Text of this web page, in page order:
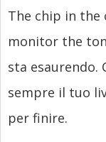
The chip in
monitor the
sta esaurendo.
sempre il tuo
per finire.